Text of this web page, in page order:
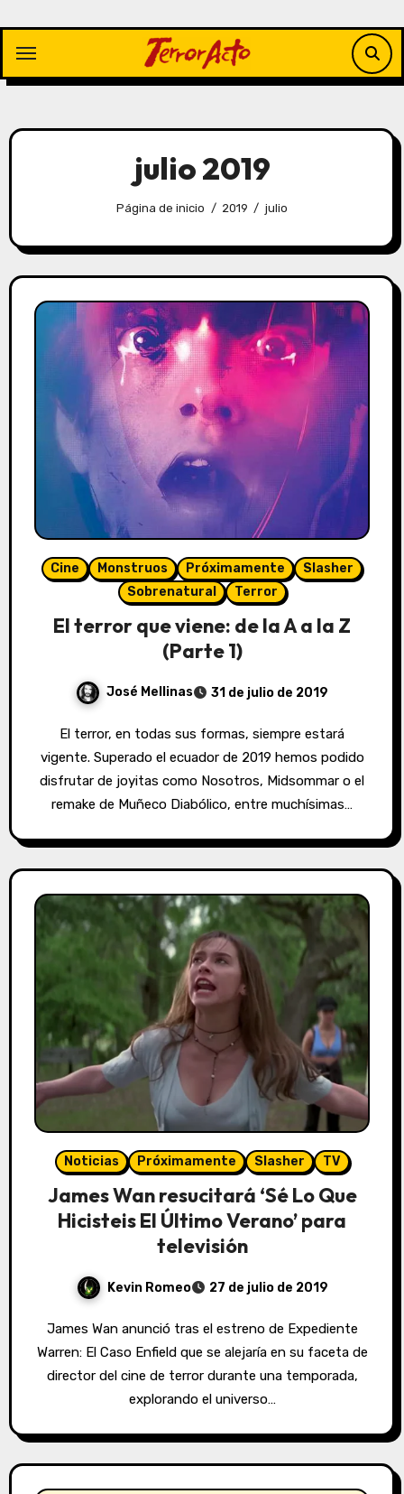
contenido
julio 2019
Página de inicio 2019 julio
Cine Monstruos Próximamente
Slasher
Sobrenatural
Terror
El terror que viene: de la A a la Z
(Parte 1)
José Mellinas 31 de julio de 2019
El terror, en todas sus formas, siempre estará
vigente. Superado el ecuador de 2019 hemos podido
disfrutar de joyitas como Nosotros, Midsommar o el
remake de Muñeco Diabólico, entre muchísimas…
Noticias Próximamente Slasher TV
James Wan resucitará ‘Sé Lo Que
Hicisteis El Último Verano’ para
televisión
Kevin Romeo 27 de julio de 2019
James Wan anunció tras el estreno de Expediente
Warren: El Caso Enfield que se alejaría en su faceta de
director del cine de terror durante una temporada,
explorando el universo…